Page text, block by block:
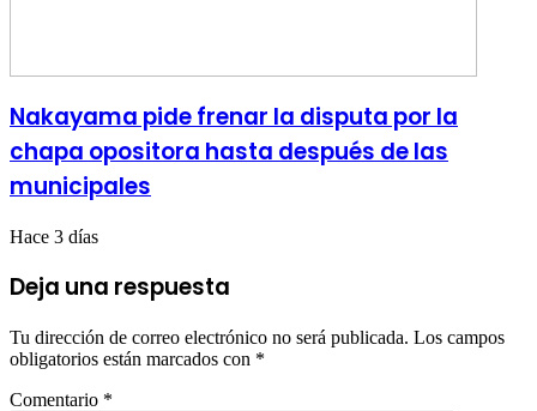
Nakayama pide frenar la disputa por la
chapa opositora hasta después de las
municipales
Hace 3 días
Deja una respuesta
Tu dirección de correo electrónico no será publicada. Los campos
obligatorios están marcados con *
Comentario *